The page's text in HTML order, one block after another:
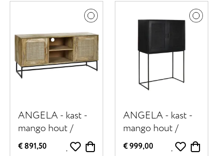
ANGELA - kast -
mango hout /
metaal - L 120 x W
40 x H 57 cm -
€ 891,50
ANGELA - kast -
mango hout /
metaal - L 80 x W
40 x H 125 cm -
€ 999,00